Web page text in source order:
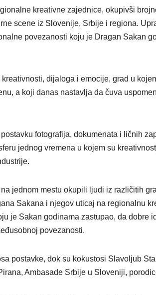
kreativne zajednice, okupivši
scene iz Slovenije, Srbije i regiona.
povezanosti koju je Dragan Sakan
dijaloga i emocije, grad u
a koji danas nastavlja da čuva
fotografija, dokumenata i ličnih
jednog vremena u kojem su
jednom mestu okupili ljudi iz različitih
Sakana i njegov uticaj na regionalnu
je Sakan godinama zastupao, da dobre
povezanosti.
postavke, dok su kokustosi Slavoljub
Ambasade Srbije u Sloveniji,